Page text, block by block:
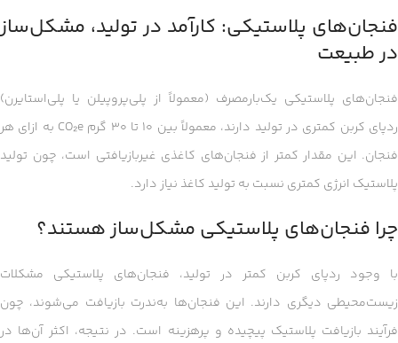
فنجان‌های پلاستیکی: کارآمد در تولید، مشکل‌ساز
در طبیعت
فنجان‌های پلاستیکی یک‌بارمصرف (معمولاً از پلی‌پروپیلن یا پلی‌استایرن)
ردپای کربن کمتری در تولید دارند، معمولاً بین ۱۰ تا ۳۰ گرم CO₂e به ازای هر
فنجان. این مقدار کمتر از فنجان‌های کاغذی غیربازیافتی است، چون تولید
پلاستیک انرژی کمتری نسبت به تولید کاغذ نیاز دارد.
چرا فنجان‌های پلاستیکی مشکل‌ساز هستند؟
با وجود ردپای کربن کمتر در تولید، فنجان‌های پلاستیکی مشکلات
زیست‌محیطی دیگری دارند. این فنجان‌ها به‌ندرت بازیافت می‌شوند، چون
فرآیند بازیافت پلاستیک پیچیده و پرهزینه است. در نتیجه، اکثر آن‌ها در